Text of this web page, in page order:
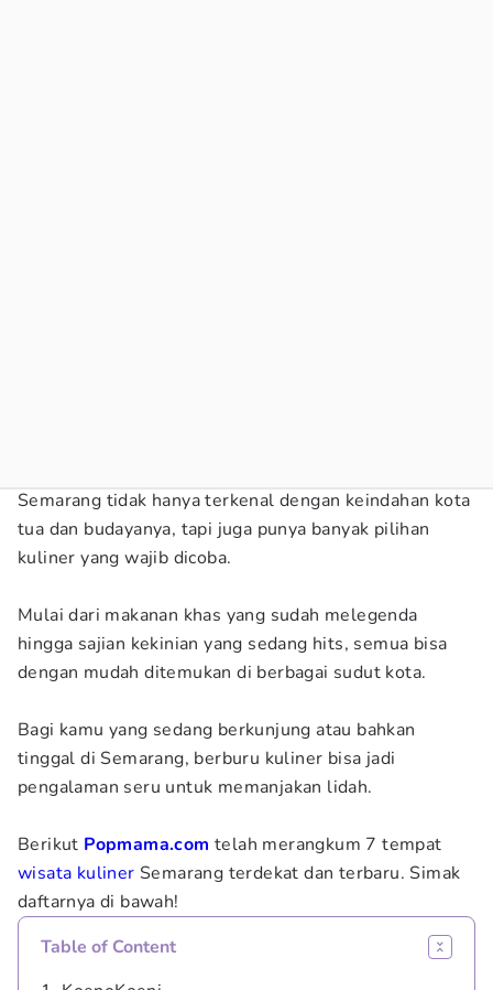
Semarang tidak hanya terkenal dengan keindahan kota
tua dan budayanya, tapi juga punya banyak pilihan
kuliner yang wajib dicoba.
Mulai dari makanan khas yang sudah melegenda
hingga sajian kekinian yang sedang hits, semua bisa
dengan mudah ditemukan di berbagai sudut kota.
Bagi kamu yang sedang berkunjung atau bahkan
tinggal di Semarang, berburu kuliner bisa jadi
pengalaman seru untuk memanjakan lidah.
Berikut Popmama.com telah merangkum 7 tempat
wisata kuliner Semarang terdekat dan terbaru. Simak
daftarnya di bawah!
Table of Content